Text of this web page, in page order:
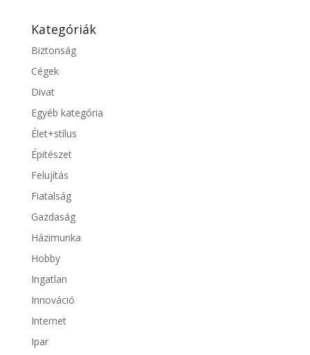
Kategóriák
Biztonság
Cégek
Divat
Egyéb kategória
Élet+stílus
Épitészet
Felujítás
Fiatalság
Gazdaság
Házimunka
Hobby
Ingatlan
Innováció
Internet
Ipar